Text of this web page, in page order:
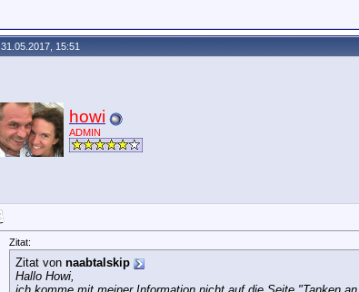
31.05.2017, 15:51
howi
ADMIN
Zitat:
Zitat von naabtalskip
Hallo Howi,